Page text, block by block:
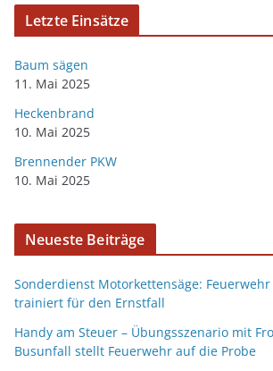
Letzte Einsätze
Baum sägen
11. Mai 2025
Heckenbrand
10. Mai 2025
Brennender PKW
10. Mai 2025
Neueste Beiträge
Sonderdienst Motorkettensäge:
trainiert für den Ernstfall
Handy am Steuer – Übungsszenario mit
Busunfall stellt Feuerwehr auf die Probe